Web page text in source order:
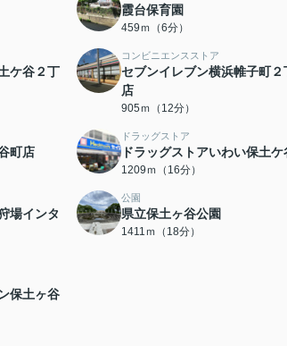
霞台保育園
459ｍ（6分）
ケ谷２丁
コンビニエンスストア
セブンイレブン横浜帷子町２
店
905ｍ（12分）
町店
ドラッグストア
ドラッグストアいわい保土ケ
1209ｍ（16分）
場インタ
公園
県立保土ヶ谷公園
1411ｍ（18分）
保土ヶ谷